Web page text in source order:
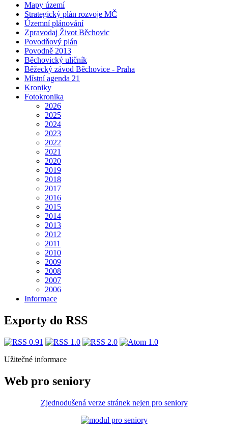
Mapy území
Strategický plán rozvoje MČ
Územní plánování
Zpravodaj Život Běchovic
Povodňový plán
Povodně 2013
Běchovický uličník
Běžecký závod Běchovice - Praha
Místní agenda 21
Kroniky
Fotokronika
2026
2025
2024
2023
2022
2021
2020
2019
2018
2017
2016
2015
2014
2013
2012
2011
2010
2009
2008
2007
2006
Informace
Exporty do RSS
Užitečné informace
Web pro seniory
Zjednodušená verze stránek nejen pro seniory